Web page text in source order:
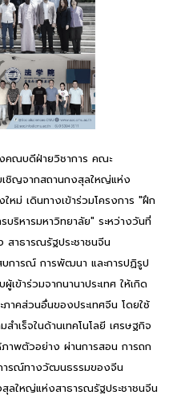
คณบดีฝ่ายวิชาการ คณะ
เชิญจากสถานกงสุลใหญ่แห่ง
หม่ เดินทางเข้าร่วมโครงการ "ฝึก
บริหารมหาวิทยาลัย" ระหว่างวันที่
าธารณรัฐประชาชนจีน
บการณ์ การพัฒนา และการปฏิรูป
ข้าร่วมจากนานาประเทศ ให้เกิด
ภาคส่วนอื่นของประเทศจีน โดยใช้
เร็จในด้านเทคโนโลยี เศรษฐกิจ
าพตัวอย่าง ผ่านการสอน การถก
ารณ์ทางวัฒนธรรมของจีน
ลใหญ่แห่งสาธารณรัฐประชาชนจีน